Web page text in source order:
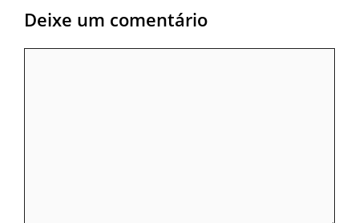
Deixe um comentário